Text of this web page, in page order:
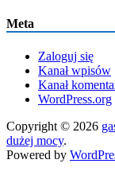
Meta
Zaloguj się
Kanał wpisów
Kanał
WordPress.org
Copyright © 2026
dużej mocy.
Powered by